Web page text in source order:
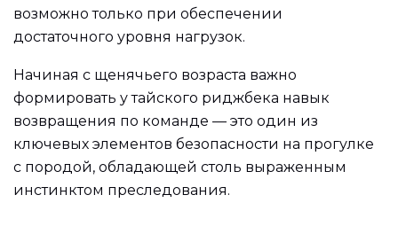
возможно только при обеспечении
достаточного уровня нагрузок.
Начиная с щенячьего возраста важно
формировать у тайского риджбека навык
возвращения по команде — это один из
ключевых элементов безопасности на прогулке
с породой, обладающей столь выраженным
инстинктом преследования.